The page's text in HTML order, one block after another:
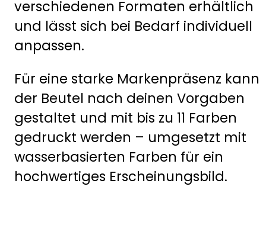
verschiedenen Formaten erhältlich
und lässt sich bei Bedarf individuell
anpassen.
Für eine starke Markenpräsenz kann
der Beutel nach deinen Vorgaben
gestaltet und mit bis zu 11 Farben
gedruckt werden – umgesetzt mit
wasserbasierten Farben für ein
hochwertiges Erscheinungsbild.